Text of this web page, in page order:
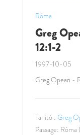
Róma
Greg
12:1-2
1997-10-05
Greg Opean -
Tanító : Greg
Passage: Róma